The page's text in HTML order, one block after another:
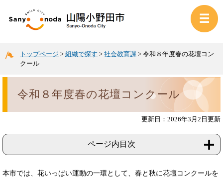
トップページ > 組織で探す > 社会教育課 > 令和８年度春の花壇コン
クール
令和８年度春の花壇コンクール
更新日：2026年3月2日更新
ページ内目次
本市では、花いっぱい運動の一環として、春と秋に花壇コンクールを